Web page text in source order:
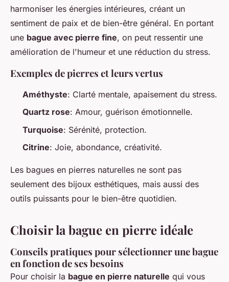
harmoniser les énergies intérieures, créant un
sentiment de paix et de bien-être général. En portant
une bague avec pierre fine, on peut ressentir une
amélioration de l'humeur et une réduction du stress.
Exemples de pierres et leurs vertus
Améthyste: Clarté mentale, apaisement du stress.
Quartz rose: Amour, guérison émotionnelle.
Turquoise: Sérénité, protection.
Citrine: Joie, abondance, créativité.
Les bagues en pierres naturelles ne sont pas
seulement des bijoux esthétiques, mais aussi des
outils puissants pour le bien-être quotidien.
Choisir la bague en pierre idéale
Conseils pratiques pour sélectionner une bague
en fonction de ses besoins
Pour choisir la bague en pierre naturelle qui vous